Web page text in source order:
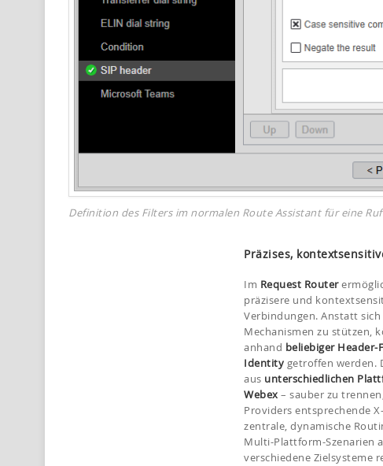
Definition des Filters im normalen Route Assistant für eine
Präzises,
Im Request Router
präzisere und
Verbindungen. Anstatt
Mechanismen zu stützen,
anhand beliebiger Header-
Identity getroffen werden.
aus unterschiedlichen
Webex – sauber zu
Providers entsprechende
zentrale, dynamische
Multi-Plattform-Szenarien
verschiedene Zielsysteme